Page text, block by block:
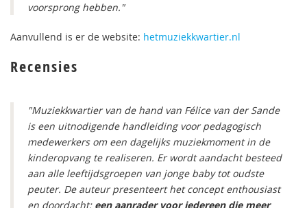
voorsprong hebben."
Aanvullend is er de website: hetmuziekkwartier.nl
Recensies
"Muziekkwartier van de hand van Félice van der Sande
is een uitnodigende handleiding voor pedagogisch
medewerkers om een dagelijks muziekmoment in de
kinderopvang te realiseren. Er wordt aandacht besteed
aan alle leeftijdsgroepen van jonge baby tot oudste
peuter. De auteur presenteert het concept enthousiast
en doordacht: een aanrader voor iedereen die meer